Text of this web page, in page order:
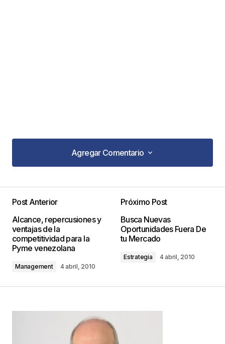
Agregar Comentario
Agregar Comentario
publicada. Los campos obligatorios están
marcados con
Post Anterior
Alcance, repercusiones y
ventajas de la
competitividad para la
Pyme venezolana
Management 4 abril, 2010
Próximo Post
Busca Nuevas
Oportunidades Fuera De
tu Mercado
Estrategia 4 abril, 2010